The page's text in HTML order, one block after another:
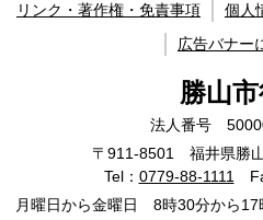
リンク・著作権・免責事項 個人
広告バナー
勝山
法人番号
〒911-8501 福井県勝
Tel： 0779-88-1111
月曜日から金曜日 8時30分から17